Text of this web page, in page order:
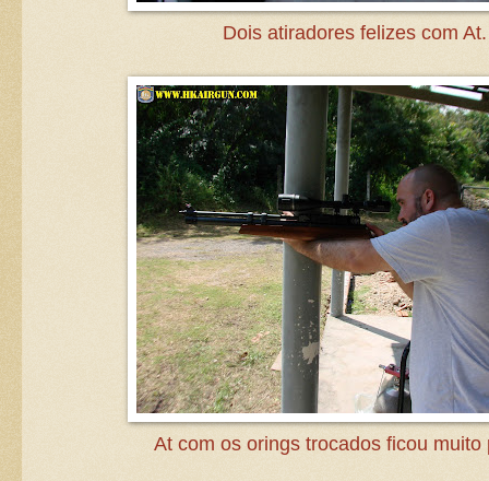
Dois atiradores felizes com At.
At com os orings trocados ficou muito